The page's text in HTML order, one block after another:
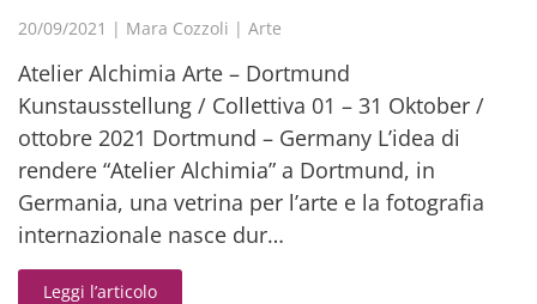
20/09/2021 | Mara Cozzoli | Arte
Atelier Alchimia Arte – Dortmund
Kunstausstellung / Collettiva 01 – 31 Oktober /
ottobre 2021 Dortmund – Germany L’idea di
rendere “Atelier Alchimia” a Dortmund, in
Germania, una vetrina per l’arte e la fotografia
internazionale nasce dur…
Leggi l’articolo